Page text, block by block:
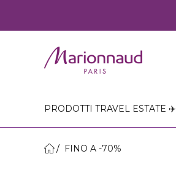
PRODOTTI TRAVEL ESTATE ✈️
FINO A -70%